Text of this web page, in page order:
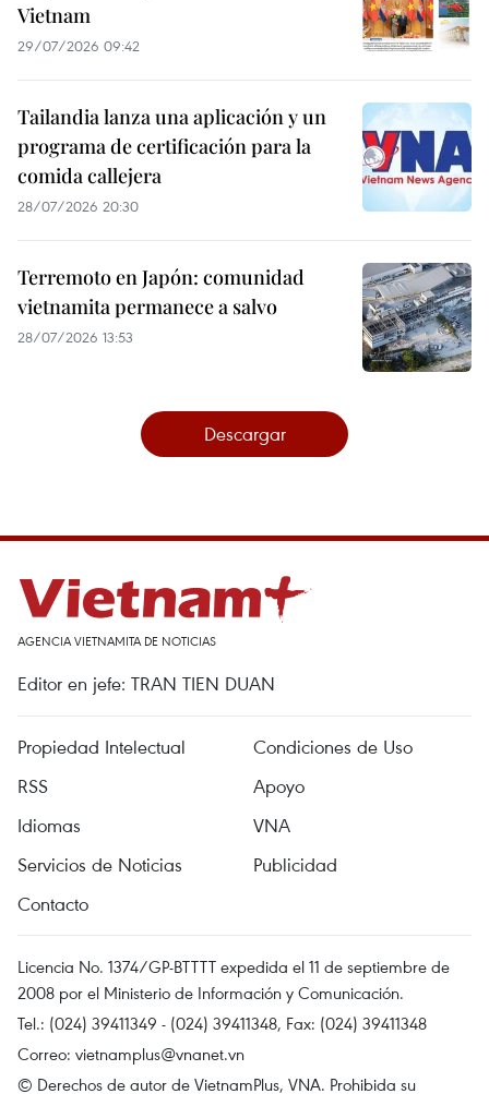
Vietnam
29/07/2026 09:42
Tailandia lanza una aplicación y un
programa de certificación para la
comida callejera
28/07/2026 20:30
Terremoto en Japón: comunidad
vietnamita permanece a salvo
28/07/2026 13:53
Descargar
AGENCIA VIETNAMITA DE NOTICIAS
Editor en jefe: TRAN TIEN DUAN
Propiedad Intelectual
Condiciones de Uso
RSS
Apoyo
Idiomas
VNA
Servicios de Noticias
Publicidad
Contacto
Licencia No. 1374/GP-BTTTT expedida el 11 de septiembre de
2008 por el Ministerio de Información y Comunicación.
Tel.: (024) 39411349 - (024) 39411348, Fax: (024) 39411348
Correo: vietnamplus@vnanet.vn
© Derechos de autor de VietnamPlus, VNA. Prohibida su